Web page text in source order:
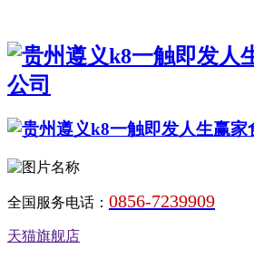
全国服务电话： 0856-7239909
天猫旗舰店